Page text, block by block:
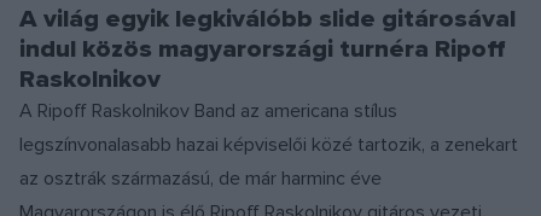
A világ egyik legkiválóbb slide gitárosával
indul közös magyarországi turnéra Ripoff
Raskolnikov
A Ripoff Raskolnikov Band az americana stílus
legszínvonalasabb hazai képviselői közé tartozik, a zenekart
az osztrák származású, de már harminc éve